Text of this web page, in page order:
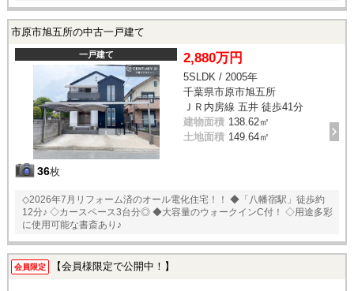
市原市旭五所の中古一戸建て
一戸建て
36枚
2,880万円
5SLDK / 2005年
千葉県市原市旭五所
ＪＲ内房線 五井 徒歩41分
建物面積 138.62㎡
土地面積 149.64㎡
◇2026年7月リフォーム済のオール電化住宅！！ ◆「八幡宿駅」徒歩約
12分♪ ◇カースペース3台分◎ ◆大容量のウォークインC付！ ◇用途多彩
に使用可能な書斎あり♪
会員限定 【会員様限定で公開中！】